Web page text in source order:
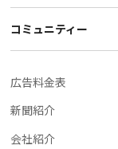
コミュニティー
広告料金表
新聞紹介
会社紹介